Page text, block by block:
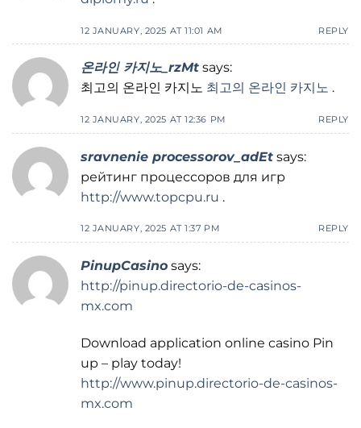
12 JANUARY, 2025 AT 11:01 AM REPLY
온라인 카지노_rzMt says:
최고의 온라인 카지노 최고의 온라인 카지노 .
12 JANUARY, 2025 AT 12:36 PM REPLY
sravnenie processorov_adEt says:
рейтинг процессоров для игр
http://www.topcpu.ru .
12 JANUARY, 2025 AT 1:37 PM REPLY
PinupCasino says:
http://pinup.directorio-de-casinos-
mx.com
Download application online casino Pin
up – play today!
http://www.pinup.directorio-de-casinos-
mx.com